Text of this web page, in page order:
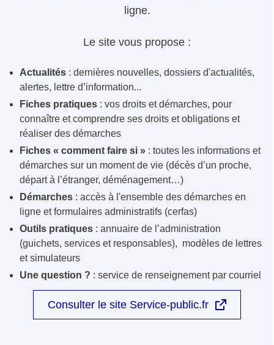
ligne.
Le site vous propose :
Actualités : dernières nouvelles, dossiers d'actualités,
alertes, lettre d’information...
Fiches pratiques : vos droits et démarches, pour
connaître et comprendre ses droits et obligations et
réaliser des démarches
Fiches « comment faire si » : toutes les informations et
démarches sur un moment de vie (décès d’un proche,
départ à l’étranger, déménagement…)
Démarches : accès à l'ensemble des démarches en
ligne et formulaires administratifs (cerfas)
Outils pratiques : annuaire de l’administration
(guichets, services et responsables), modèles de lettres
et simulateurs
Une question ? : service de renseignement par courriel
Consulter le site Service-public.fr